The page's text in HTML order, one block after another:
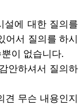
설에 대한 질의를
어서 질의를 하시
이 없습니다.
안하셔서 질의하
견 무슨 내용인지